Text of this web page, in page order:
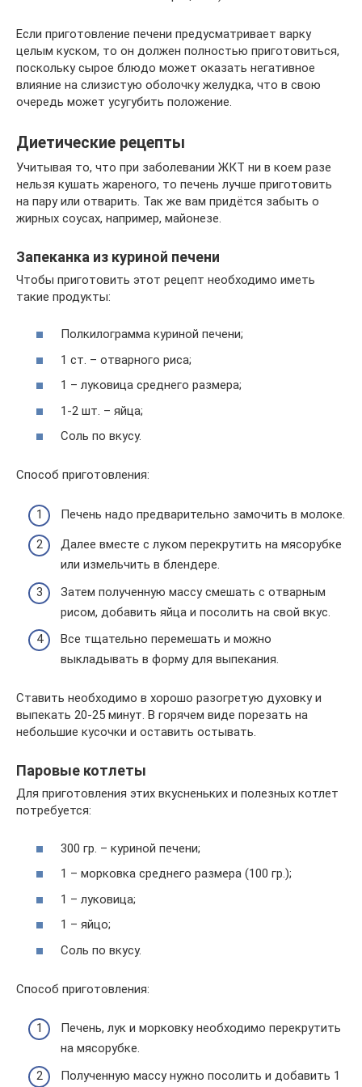
Если приготовление печени предусматривает варку
целым куском, то он должен полностью приготовиться,
поскольку сырое блюдо может оказать негативное
влияние на слизистую оболочку желудка, что в свою
очередь может усугубить положение.
Диетические рецепты
Учитывая то, что при заболевании ЖКТ ни в коем разе
нельзя кушать жареного, то печень лучше приготовить
на пару или отварить. Так же вам придётся забыть о
жирных соусах, например, майонезе.
Запеканка из куриной печени
Чтобы приготовить этот рецепт необходимо иметь
такие продукты:
Полкилограмма куриной печени;
1 ст. – отварного риса;
1 – луковица среднего размера;
1-2 шт. – яйца;
Соль по вкусу.
Способ приготовления:
Печень надо предварительно замочить в молоке.
Далее вместе с луком перекрутить на мясорубке
или измельчить в блендере.
Затем полученную массу смешать с отварным
рисом, добавить яйца и посолить на свой вкус.
Все тщательно перемешать и можно
выкладывать в форму для выпекания.
Ставить необходимо в хорошо разогретую духовку и
выпекать 20-25 минут. В горячем виде порезать на
небольшие кусочки и оставить остывать.
Паровые котлеты
Для приготовления этих вкусненьких и полезных котлет
потребуется:
300 гр. – куриной печени;
1 – морковка среднего размера (100 гр.);
1 – луковица;
1 – яйцо;
Соль по вкусу.
Способ приготовления:
Печень, лук и морковку необходимо перекрутить
на мясорубке.
Полученную массу нужно посолить и добавить 1